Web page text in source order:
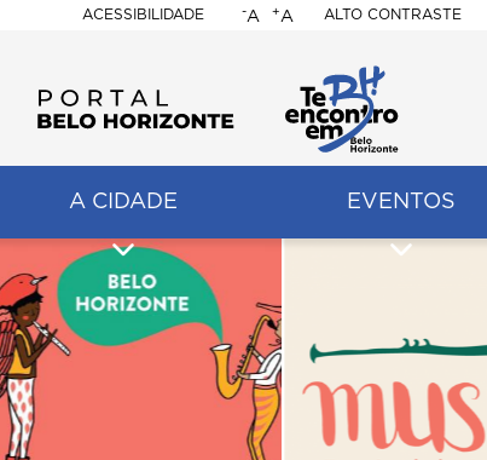
ACESSIBILIDADE
BELO
HORIZONTE
-A +A ALTO CONTRASTE
A CIDADE EVENTOS